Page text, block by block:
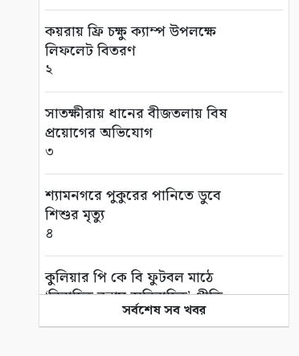
কয়রায় ফ্রি চক্ষু ক্যাম্প উপলক্ষে
লিফলেট বিতরণ
২
সাতক্ষীরায় ধানের বীজতলায় বিষ
প্রয়োগের অভিযোগ
৩
শ্যামনগরে পুকুরের পানিতে ডুবে
শিশুর মৃত্যু
৪
কুলিয়ার পি কে বি ফুটবল মাঠে
‘বিবাহিত বনাম অবিবাহিত’ প্রীতি
সর্বশেষ সব খবর